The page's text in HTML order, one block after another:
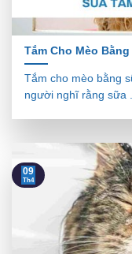
Tắm Cho Mèo
Tắm cho mèo bằng
người nghĩ rằng sữa
09
Th4